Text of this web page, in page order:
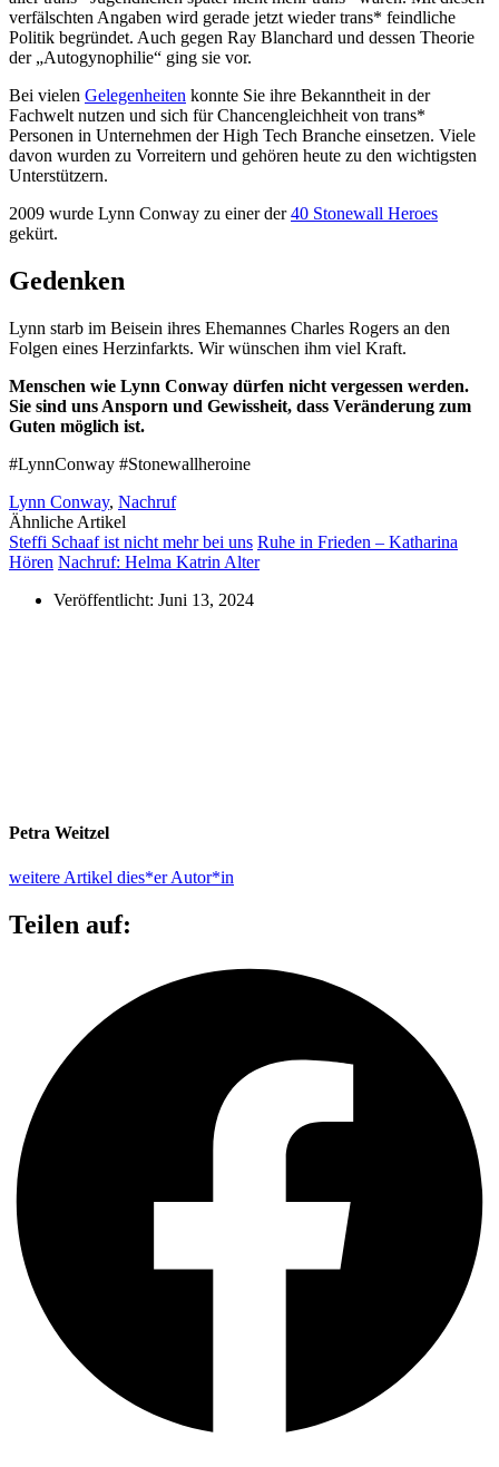
verfälschten Angaben wird gerade jetzt wieder trans* feindliche
Politik begründet. Auch gegen Ray Blanchard und dessen Theorie
der „Autogynophilie“ ging sie vor.
Bei vielen Gelegenheiten konnte Sie ihre Bekanntheit in der
Fachwelt nutzen und sich für Chancengleichheit von trans*
Personen in Unternehmen der High Tech Branche einsetzen. Viele
davon wurden zu Vorreitern und gehören heute zu den wichtigsten
Unterstützern.
2009 wurde Lynn Conway zu einer der40 Stonewall Heroes
gekürt.
Gedenken
Lynn starb im Beisein ihres Ehemannes Charles Rogers an den
Folgen eines Herzinfarkts. Wir wünschen ihm viel Kraft.
Menschen wie Lynn Conway dürfen nicht vergessen werden.
Sie sind uns Ansporn und Gewissheit, dass Veränderung zum
Guten möglich ist.
#LynnConway #Stonewallheroine
Lynn Conway, Nachruf
Ähnliche Artikel
Steffi Schaaf ist nicht mehr bei uns Ruhe in Frieden – Katharina
Hören Nachruf: Helma Katrin Alter
Veröffentlicht: Juni 13, 2024
Petra Weitzel
weitere Artikel dies*er Autor*in
Teilen auf: